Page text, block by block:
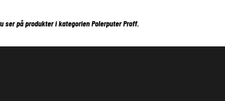
ser på produkter i kategorienPolerputer Proff.